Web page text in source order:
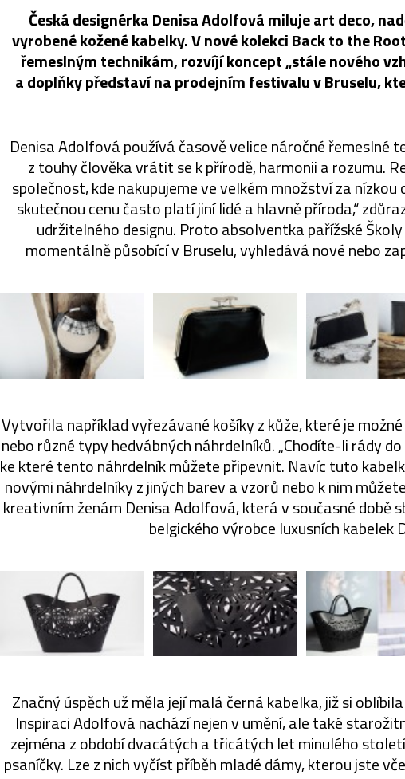
Česká designérka Denisa Adolfová miluje art deco,
vyrobené kožené kabelky. V nové kolekci Back to the
řemeslným technikám, rozvíjí koncept „stále nového
a doplňky představí na prodejním festivalu v Bruselu,
Denisa Adolfová používá časově velice náročné řemeslné
z touhy člověka vrátit se k přírodě, harmonii a rozumu.
společnost, kde nakupujeme ve velkém množství za nízkou
skutečnou cenu často platí jiní lidé a hlavně příroda,“
udržitelného designu. Proto absolventka pařížské
momentálně působící v Bruselu, vyhledává nové nebo
Vytvořila například vyřezávané košíky z kůže, které je
nebo různé typy hedvábných náhrdelníků. „Chodíte-li rády
ke které tento náhrdelník můžete připevnit. Navíc tuto
novými náhrdelníky z jiných barev a vzorů nebo k nim
kreativním ženám Denisa Adolfová, která v současné době
belgického výrobce luxusních kabelek
Značný úspěch už měla její malá černá kabelka, již si
Inspiraci Adolfová nachází nejen v umění, ale také
zejména z období dvacátých a třicátých let minulého
psaníčky. Lze z nich vyčíst příběh mladé dámy, kterou jste